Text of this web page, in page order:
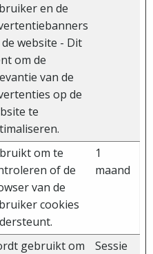
en de
website - Dit
om de
van de
op de
te
om te
of de
van de
cookies
1
maand
gebruikt om
Sessie